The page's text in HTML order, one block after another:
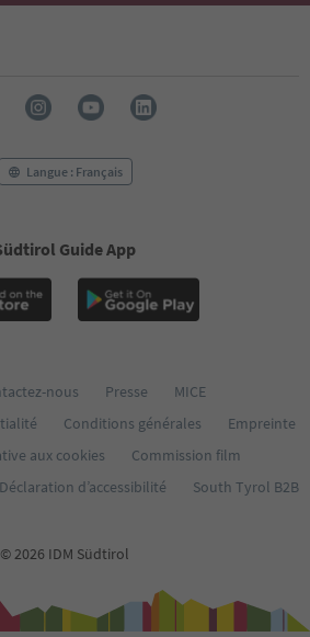
Langue : Français
Guide App
nous Presse
MICE
Conditions générales
Empreinte
aux cookies
Commission film
Déclaration d’accessibilité South Tyrol B2B
© 2026 IDM Südtirol